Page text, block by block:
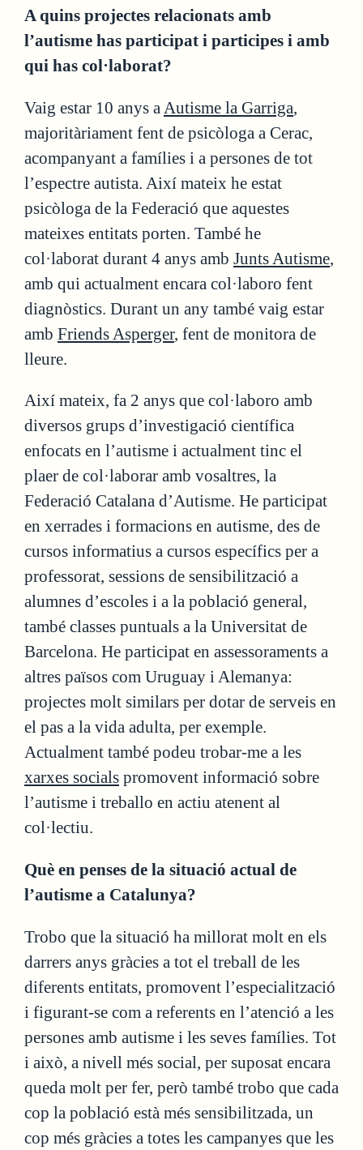
A quins projectes relacionats amb
l’autisme has participat i participes i amb
qui has col·laborat?
Vaig estar 10 anys a Autisme la Garriga,
majoritàriament fent de psicòloga a Cerac,
acompanyant a famílies i a persones de tot
l’espectre autista. Així mateix he estat
psicòloga de la Federació que aquestes
mateixes entitats porten. També he
col·laborat durant 4 anys amb Junts Autisme,
amb qui actualment encara col·laboro fent
diagnòstics. Durant un any també vaig estar
amb Friends Asperger, fent de monitora de
lleure.
Així mateix, fa 2 anys que col·laboro amb
diversos grups d’investigació científica
enfocats en l’autisme i actualment tinc el
plaer de col·laborar amb vosaltres, la
Federació Catalana d’Autisme. He participat
en xerrades i formacions en autisme, des de
cursos informatius a cursos específics per a
professorat, sessions de sensibilització a
alumnes d’escoles i a la població general,
també classes puntuals a la Universitat de
Barcelona. He participat en assessoraments a
altres països com Uruguay i Alemanya:
projectes molt similars per dotar de serveis en
el pas a la vida adulta, per exemple.
Actualment també podeu trobar-me a les
xarxes socials promovent informació sobre
l’autisme i treballo en actiu atenent al
col·lectiu.
Què en penses de la situació actual de
l’autisme a Catalunya?
Trobo que la situació ha millorat molt en els
darrers anys gràcies a tot el treball de les
diferents entitats, promovent l’especialització
i figurant-se com a referents en l’atenció a les
persones amb autisme i les seves famílies. Tot
i això, a nivell més social, per suposat encara
queda molt per fer, però també trobo que cada
cop la població està més sensibilitzada, un
cop més gràcies a totes les campanyes que les